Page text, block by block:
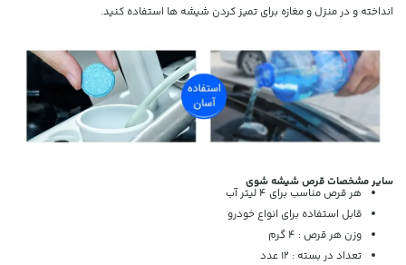
انداخته و در منزل و مغازه برای تمیز کردن شیشه ها استفاده کنید.
سایر مشخصات قرص شیشه شوی
هر قرص مناسب برای 4 لیتر آب
قابل استفاده برای انواع خودرو
وزن هر قرص : 4 گرم
تعداد در بسته : 12 عدد